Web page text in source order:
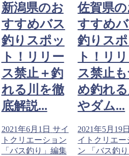
新潟県のお
すすめバス
釣りスポッ
ト！リリー
ス禁止＋釣
れる川を徹
底解説...
2021年6月1日 サイ
トクリエーション
「バス釣り」編集
佐賀県
すすめ
釣りス
ト！リ
ス禁止
め釣れ
やダム...
2021年5月19
イトクリエー
ン 「バス釣